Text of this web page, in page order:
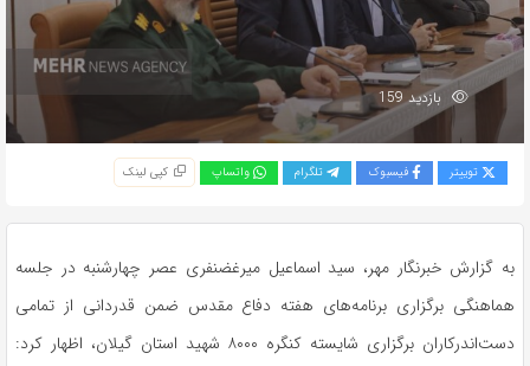
بازدید 159
توییتر فیسبوک تلگرام واتساپ کپی لینک
به گزارش خبرنگار مهر، سید اسماعیلمیرغضنفری عصر چهارشنبه در جلسه
هماهنگی برگزاری برنامه‌های هفته دفاع مقدس ضمن قدردانی از تمامی
دست‌اندرکاران برگزاری شایسته کنگره ۸۰۰۰ شهید استان گیلان، اظهار کرد: